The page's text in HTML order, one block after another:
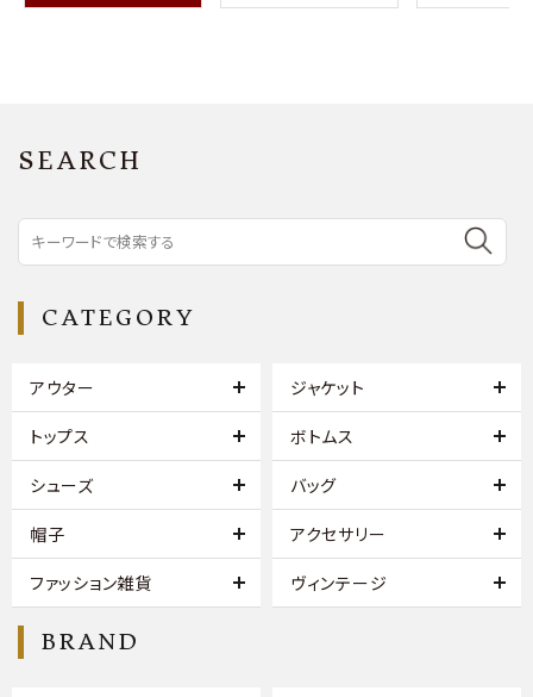
SEARCH
CATEGORY
アウター ジャケット
トップス ボトムス
シューズ バッグ
帽子 アクセサリー
ファッション雑貨 ヴィンテージ
BRAND